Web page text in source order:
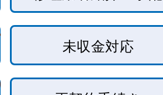
未収金対応